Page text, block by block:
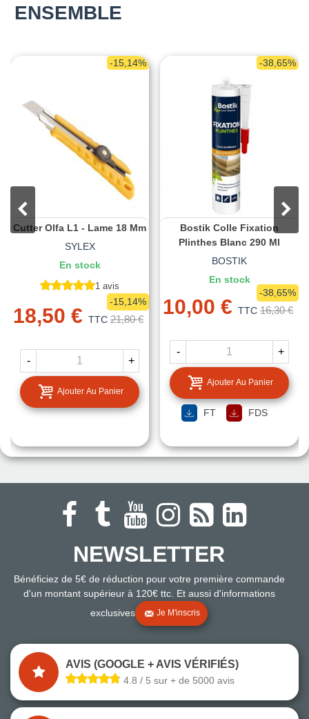
ENSEMBLE
-15,14%
Cutter Olfa L1 - Lame 18 Mm
SYLEX
En stock
1 avis
18,50 € TTC 21,80 €
-15,14%
- +
Ajouter Au Panier
-38,65%
Bostik Colle Fixation
Plinthes Blanc 290 Ml
BOSTIK
En stock
10,00 € TTC 16,30 €
-38,65%
- +
Ajouter Au Panier
FT FDS
NEWSLETTER
Bénéficiez de 5€ de réduction pour votre première commande
d'un montant supérieur à 120€ ttc. Et aussi d'informations
exclusives
Je M'inscris
AVIS (GOOGLE + AVIS VÉRIFIÉS)
4.8 / 5 sur + de 5000 avis